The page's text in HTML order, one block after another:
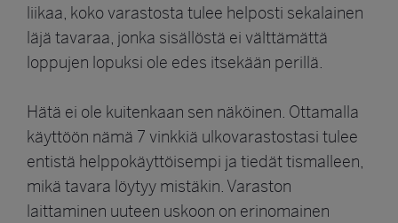
liikaa, koko varastosta tulee helposti sekalainen
läjä tavaraa, jonka sisällöstä ei välttämättä
loppujen lopuksi ole edes itsekään perillä.
Hätä ei ole kuitenkaan sen näköinen. Ottamalla
käyttöön nämä 7 vinkkiä ulkovarastostasi tulee
entistä helppokäyttöisempi ja tiedät tismalleen,
mikä tavara löytyy mistäkin. Varaston
laittaminen uuteen uskoon on erinomainen